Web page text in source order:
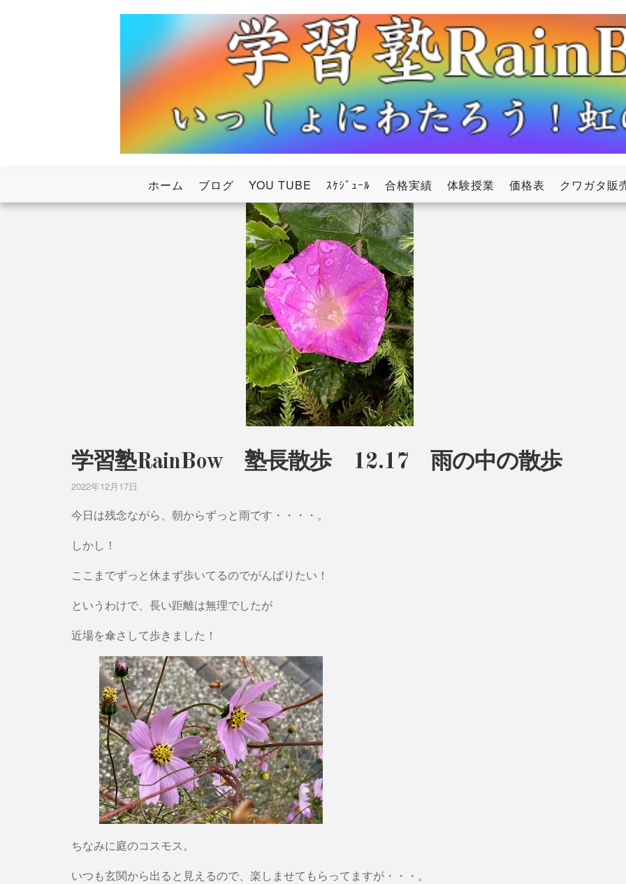
学習塾RainBow
ホーム ブログ YOU TUBE ｽｹｼﾞｭｰﾙ 合格実績 体験授業 価格表 クワガタ販
学習塾RainBow 塾長散歩 12.17 雨の中の散歩
2022年12月17日
今日は残念ながら、朝からずっと雨です・・・・。
しかし！
ここまでずっと休まず歩いてるのでがんばりたい！
というわけで、長い距離は無理でしたが
近場を傘さして歩きました！
ちなみに庭のコスモス。
いつも玄関から出ると見えるので、楽しませてもらってますが・・・。